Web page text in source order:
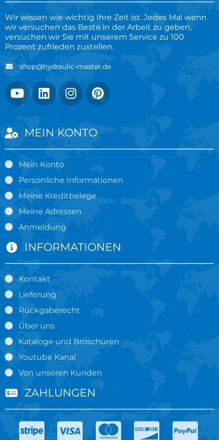
Wir wissen wie wichtig Ihre Zeit ist. Jedes Mal wenn
wir versuchen das Beste in der Arbeit zu geben,
versuchen wir Sie mit unserem Service zu 100
Prozent zufrieden zustellen.
shop@hydraulic-master.de
MEIN KONTO
Mein Konto
Persönliche Informationen
Meine Kreditbelege
Meine Adressen
Anmeldung
INFORMATIONEN
Kontakt
Lieferung
Rückgaberecht
Über uns
Kataloge und Broschüren
Youtube Kanal
Von unseren Kunden
ZAHLUNGEN